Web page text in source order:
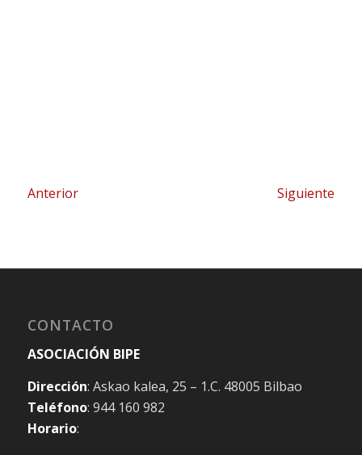
Anterior Siguiente
CONTACTO
ASOCIACIÓN BIPE
Dirección: Askao kalea, 25 – 1.C. 48005 Bilbao
Teléfono: 944 160 982
Horario: